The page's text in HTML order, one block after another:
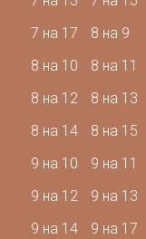
7 на 17
8 на 9
8 на 10
8 на 11
8 на 12
8 на 13
8 на 14
8 на 15
9 на 10
9 на 11
9 на 12
9 на 13
9 на 14
9 на 17